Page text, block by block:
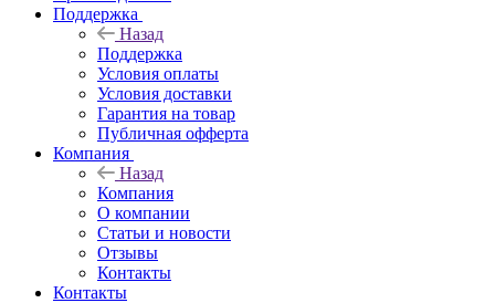
Поддержка
Назад
Поддержка
Условия оплаты
Условия доставки
Гарантия на товар
Публичная офферта
Компания
Назад
Компания
О компании
Статьи и новости
Отзывы
Контакты
Контакты